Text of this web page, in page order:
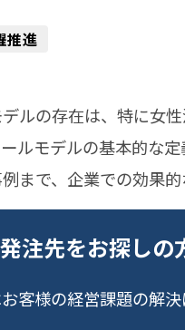
推進
ルの存在は、特に女
ルモデルの基本的な
まで、企業での効果
発注先をお探し
客様の経営課題の解決